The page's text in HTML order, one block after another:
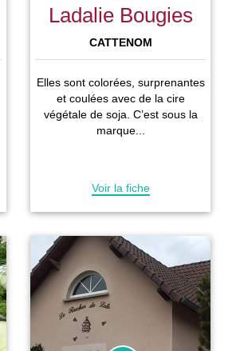
Ladalie Bougies
CATTENOM
Elles sont colorées, surprenantes
et coulées avec de la cire
végétale de soja. C’est sous la
marque...
Voir la fiche